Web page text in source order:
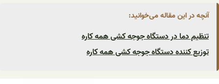
آنچه در این مقاله می‌خوانید:
تنظیم دما در دستگاه جوجه کشی همه کاره
توزیع کننده دستگاه جوجه کشی همه کاره